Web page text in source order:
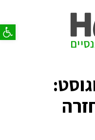
פתח